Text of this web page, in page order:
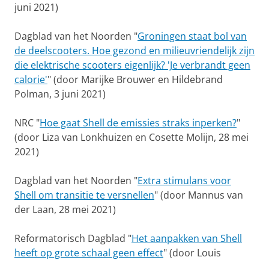
juni 2021)
Dagblad van het Noorden "Groningen staat bol van
de deelscooters. Hoe gezond en milieuvriendelijk zijn
die elektrische scooters eigenlijk? 'Je verbrandt geen
calorie'" (door Marijke Brouwer en Hildebrand
Polman, 3 juni 2021)
NRC "Hoe gaat Shell de emissies straks inperken?"
(door Liza van Lonkhuizen en Cosette Molijn, 28 mei
2021)
Dagblad van het Noorden "Extra stimulans voor
Shell om transitie te versnellen" (door Mannus van
der Laan, 28 mei 2021)
Reformatorisch Dagblad "Het aanpakken van Shell
heeft op grote schaal geen effect" (door Louis